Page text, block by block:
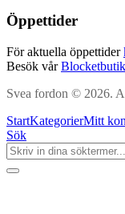
Öppettider
För aktuella öppettider
Besök vårBlocketbutik
Svea fordon © 2026.
StartKategorierMitt
Sök